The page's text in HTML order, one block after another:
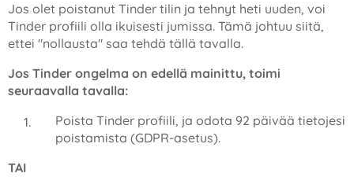
Jos olet poistanut Tinder tilin ja tehnyt heti uuden, voi
Tinder profiili olla ikuisesti jumissa. Tämä johtuu siitä,
ettei "nollausta" saa tehdä tällä tavalla.
Jos Tinder ongelma on edellä mainittu, toimi
seuraavalla tavalla:
Poista Tinder profiili, ja odota 92 päivää tietojesi
poistamista (GDPR-asetus).
TAI